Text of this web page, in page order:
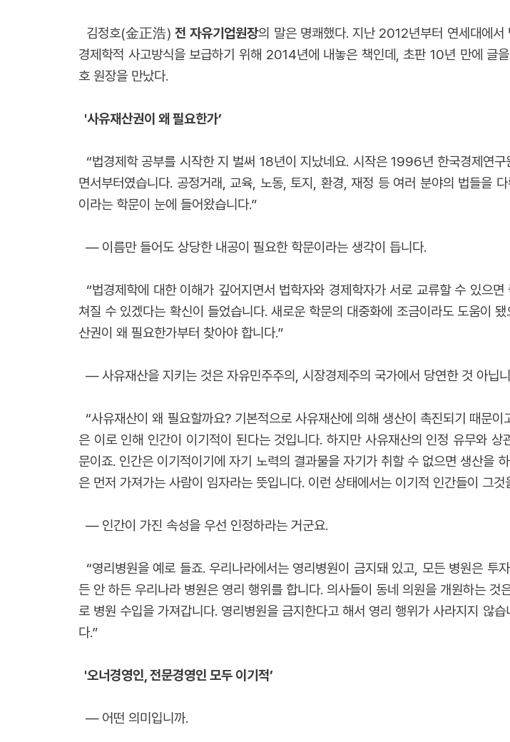
김정호(金正浩) 전 자유기업원장의 말은 명쾌했다. 지난 2012년부터 연세대에서
경제학적 사고방식을 보급하기 위해 2014년에 내놓은 책인데, 초판 10년 만에 글
호 원장을 만났다.
'사유재산권이 왜 필요한가’
“법경제학 공부를 시작한 지 벌써 18년이 지났네요. 시작은 1996년 한국경제연
면서부터였습니다. 공정거래, 교육, 노동, 토지, 환경, 재정 등 여러 분야의 법들을
이라는 학문이 눈에 들어왔습니다.”
― 이름만 들어도 상당한 내공이 필요한 학문이라는 생각이 듭니다.
“법경제학에 대한 이해가 깊어지면서 법학자와 경제학자가 서로 교류할 수 있으
쳐질 수 있겠다는 확신이 들었습니다. 새로운 학문의 대중화에 조금이라도 도움이
산권이 왜 필요한가부터 찾아야 합니다.”
― 사유재산을 지키는 것은 자유민주주의, 시장경제주의 국가에서 당연한 것 아닙
“사유재산이 왜 필요할까요? 기본적으로 사유재산에 의해 생산이 촉진되기 때문이
은 이로 인해 인간이 이기적이 된다는 것입니다. 하지만 사유재산의 인정 유무와 상
문이죠. 인간은 이기적이기에 자기 노력의 결과물을 자기가 취할 수 없으면 생산을
은 먼저 가져가는 사람이 임자라는 뜻입니다. 이런 상태에서는 이기적 인간들이 그
― 인간이 가진 속성을 우선 인정하라는 거군요.
“영리병원을 예로 들죠. 우리나라에서는 영리병원이 금지돼 있고, 모든 병원은
든 안 하든 우리나라 병원은 영리 행위를 합니다. 의사들이 동네 의원을 개원하는
로 병원 수입을 가져갑니다. 영리병원을 금지한다고 해서 영리 행위가 사라지지 않
다.”
'오너경영인, 전문경영인 모두 이기적’
― 어떤 의미입니까.